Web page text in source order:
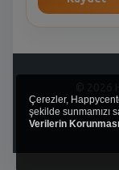
© 2026
Çerezler,
şekilde sunmamızı
Verilerin Korunması